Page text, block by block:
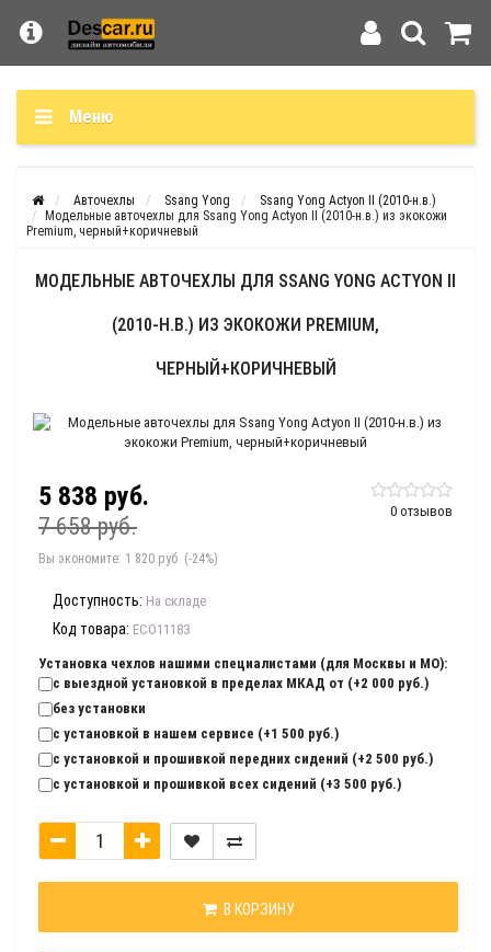
Меню
Авточехлы Ssang Yong
Ssang Yong Actyon II (2010-н.в.)
Модельные авточехлы для Ssang Yong Actyon II (2010-н.в.) из экокожи
Premium, черный+коричневый
МОДЕЛЬНЫЕ АВТОЧЕХЛЫ ДЛЯ SSANG YONG ACTYON II
(2010-Н.В.) ИЗ ЭКОКОЖИ PREMIUM,
ЧЕРНЫЙ+КОРИЧНЕВЫЙ
0 отзывов
5 838 руб.
7 658 руб.
Вы экономите: 1 820 руб. (-24%)
Доступность: На складе
Код товара: ECO11183
Установка чехлов нашими специалистами (для Москвы и МО):
с выездной установкой в пределах МКАД от (+2 000 руб.)
без установки
с установкой в нашем сервисе (+1 500 руб.)
с установкой и прошивкой передних сидений (+2 500 руб.)
с установкой и прошивкой всех сидений (+3 500 руб.)
В КОРЗИНУ